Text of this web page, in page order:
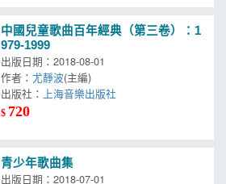
中國兒童歌曲百年經典（第三卷）：1
979-1999
出版日期：2018-08-01
作者：尤靜波(主編)
出版社： 上海音樂出版社
$ 720
青少年歌曲集
出版日期：2018-07-01